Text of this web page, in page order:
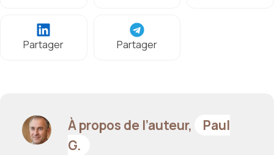
Partager Partager
À propos de l’auteur,
Paul
G.